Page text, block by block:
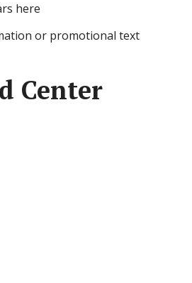
here
or promotional text
Center